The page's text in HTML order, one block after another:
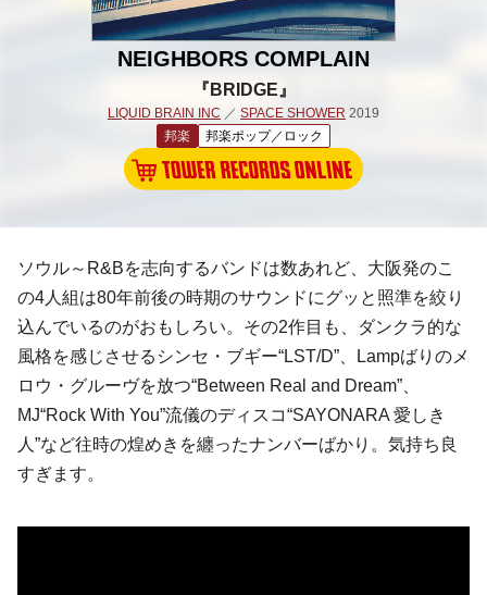
NEIGHBORS COMPLAIN
『BRIDGE』
LIQUID BRAIN INC ／ SPACE SHOWER 2019
邦楽
邦楽ポップ／ロック
ソウル～R&Bを志向するバンドは数あれど、大阪発のこ
の4人組は80年前後の時期のサウンドにグッと照準を絞り
込んでいるのがおもしろい。その2作目も、ダンクラ的な
風格を感じさせるシンセ・ブギー“LST/D”、Lampばりのメ
ロウ・グルーヴを放つ“Between Real and Dream”、
MJ“Rock With You”流儀のディスコ“SAYONARA 愛しき
人”など往時の煌めきを纏ったナンバーばかり。気持ち良
すぎます。